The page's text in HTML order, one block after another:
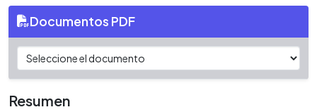
Documentos PDF
Resumen